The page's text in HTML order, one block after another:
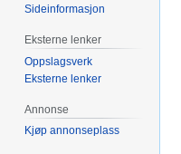
Sideinformasjon
Eksterne lenker
Oppslagsverk
Eksterne lenker
Annonse
Kjøp annonseplass